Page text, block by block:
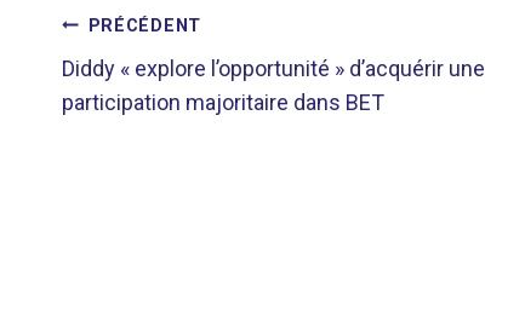
NAVIGATION
DE
PRÉCÉDENT
Diddy « explore l’opportunité » d’acquérir une
participation majoritaire dans BET